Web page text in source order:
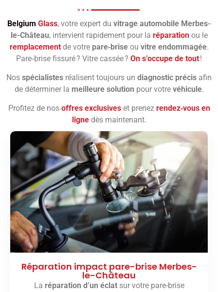
Belgium Glass, votre expert du vitrage automobile Merbes-
le-Château, intervient rapidement pour la réparationou le
remplacementde votre pare‑briseou vitre endommagée.
Pare‑brise fissuré ? Vitre cassée ? On s’occupe de tout!
Nos spécialistes réalisent toujours un diagnostic précis afin
de déterminer la meilleure solution pour votre véhicule.
Profitez de nos offres exclusiveset prenez rendez‑vous en
lignedès maintenant.
Réparation impact pare-brise Merbes-
le-Château
La réparation d’un éclatsur votre pare-brise